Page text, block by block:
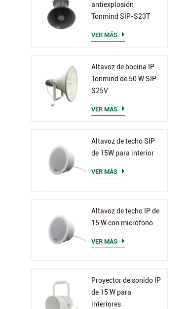
antiexplosión
Tonmind SIP-S23T
VER MÁS
Altavoz de bocina IP
Tonmind de 50 W SIP-
S25V
VER MÁS
Altavoz de techo SIP
de 15W para interior
VER MÁS
Altavoz de techo IP de
15 W con micrófono
VER MÁS
Proyector de sonido IP
de 15 W para
interiores